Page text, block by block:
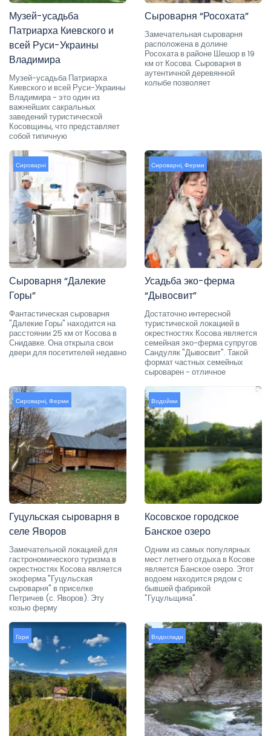
Музей-усадьба
Патриарха Киевского и
всей Руси-Украины
Владимира
Музей-усадьба Патриарха
Киевского и всей Руси-Украины
Владимира - это один из
важнейших сакральных
заведений туристической
Косовщины, что представляет
собой типичную
Сыроварня “Росохата”
Замечательная сыроварня
расположена в долине
Росохата в районе Шешор в 19
км от Косова. Сыроварня в
аутентичной деревянной
колыбе позволяет
Сироварні
Сыроварня “Далекие
Горы”
Фантастическая сыроварня
"Далекие Горы" находится на
расстоянии 25 км от Косова в
Снидавке. Она открыла свои
двери для посетителей недавно
Сироварні, Ферми
Усадьба эко-ферма
“Дывосвит”
Достаточно интересной
туристической локацией в
окрестностях Косова является
семейная эко-ферма супругов
Сандуляк "Дывосвит". Такой
формат частных семейных
сыроварен - отличное
Сироварні, Ферми
Гуцульская сыроварня в
селе Яворов
Замечательной локацией для
гастрономического туризма в
окрестностях Косова является
экоферма "Гуцульская
сыроварня" в приселке
Петричев (с. Яворов). Эту
козью ферму
Водойми
Косовское городское
Банское озеро
Одним из самых популярных
мест летнего отдыха в Косове
является Банское озеро. Этот
водоем находится рядом с
бывшей фабрикой
"Гуцульщина".
Гори Водоспади